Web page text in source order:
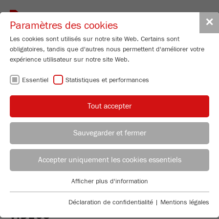
✕
Paramètres des cookies
Les cookies sont utilisés sur notre site Web. Certains sont
obligatoires, tandis que d'autres nous permettent d'améliorer votre
expérience utilisateur sur notre site Web.
Essentiel Statistiques et performances
Tout accepter
Sauvegarder et fermer
Accepter uniquement les cookies essentiels
Des cookies essentiels sont requis pour les fonctions de base
Afficher plus d'information
Déclaration de confidentialité | Mentions légales
CONSEILLER APPLICATION DISTRIBUTION FRITSCH
Toggle
50-700 tr/min
PULVERISETTE 19
LARGE
19.4040.00
DÉTAILS DU PRODUIT
DESCRIPTION
CARACTÉRISTIQUES TECHNIQUES
ACCESSOIRES
DEMANDER UN PRODUIT
VIDÉOS